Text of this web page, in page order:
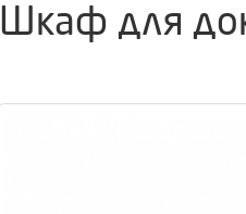
Шкаф для